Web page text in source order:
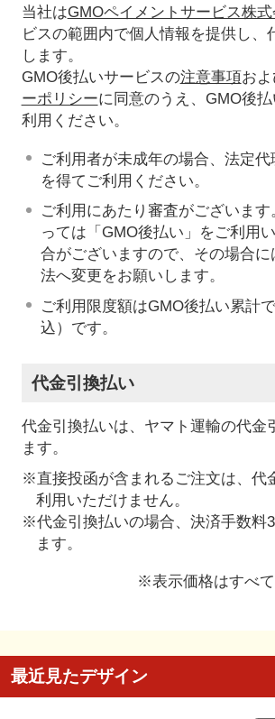
当社はGMOペイメントサービス株式
ビスの範囲内で個人情報を提供し、
します。
GMO後払いサービスの注意事項およ
ーポリシーに同意のうえ、GMO後
利用ください。
ご利用者が未成年の場合、法定
を得てご利用ください。
ご利用にあたり審査がございます
っては「GMO後払い」をご利用
合がございますので、その場合
法へ変更をお願いします。
ご利用限度額はGMO後払い累計
込）です。
代金引換払い
代金引換払いは、ヤマト運輸の代金
ます。
※直接投函が含まれるご注文は、代
利用いただけません。
※代金引換払いの場合、決済手数料
ます。
※表示価格はすべて
最近見たデザイン